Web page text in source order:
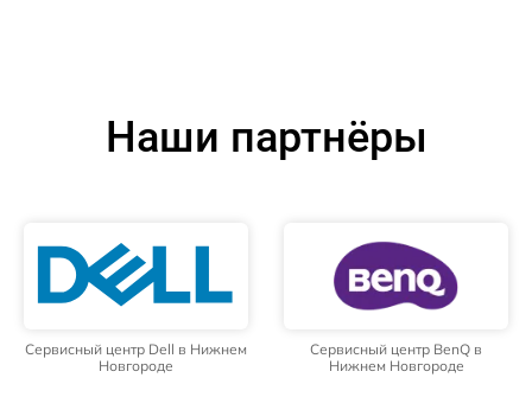
Наши партнёры
Сервисный центр Dell в Нижнем
Новгороде
Сервисный центр BenQ в
Нижнем Новгороде